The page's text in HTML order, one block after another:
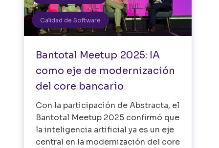
Calidad de Software
Bantotal Meetup 2025: IA
como eje de modernización
del core bancario
Con la participación de Abstracta, el
Bantotal Meetup 2025 confirmó que
la inteligencia artificial ya es un eje
central en la modernización del core